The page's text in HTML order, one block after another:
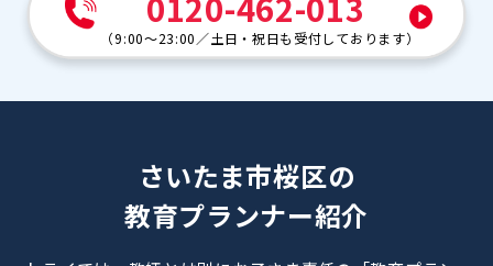
（9:00～23:00 ／土日・祝日も受付しております）
さいたま市桜区の
教育プランナー紹介